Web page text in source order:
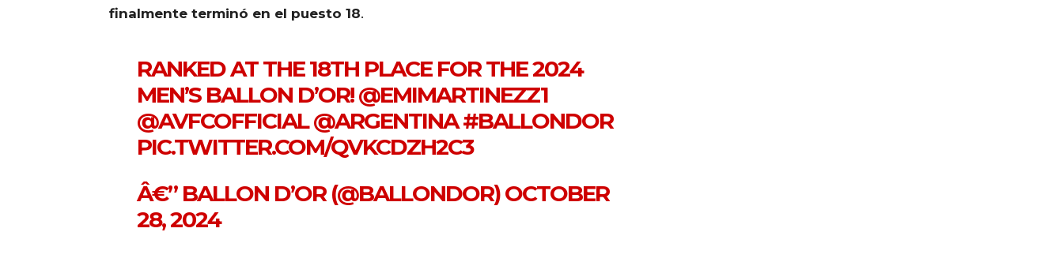
finalmente terminó en el puesto 18.
RANKED AT THE 18TH PLACE FOR THE 2024
MEN’S BALLON D’OR!@EMIMARTINEZZ1
@AVFCOFFICIAL @ARGENTINA #BALLONDOR
PIC.TWITTER.COM/QVKCDZH2C3
Â€” BALLON D’OR (@BALLONDOR)OCTOBER
28, 2024